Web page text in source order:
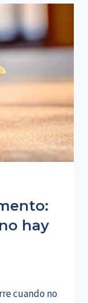
hay
cuando no